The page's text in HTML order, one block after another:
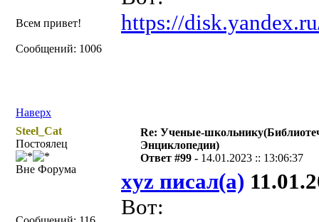
Всем привет!
Сообщений: 1006
https://
Наверх
Steel_Cat
Постоялец
Вне Форума
Re: Ученые-
Энциклопедии)
Ответ #99 - 14.01.2023 :: 13:06:37
xyz писал(а)
Вот: